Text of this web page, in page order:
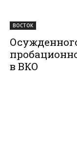
ВОСТОК
в ВКО